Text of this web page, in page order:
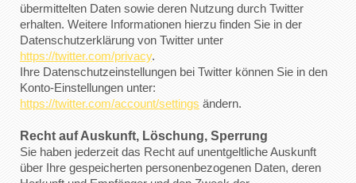
übermittelten Daten sowie deren Nutzung durch Twitter
erhalten. Weitere Informationen hierzu finden Sie in der
Datenschutzerklärung von Twitter unter
https://twitter.com/privacy.
Ihre Datenschutzeinstellungen bei Twitter können Sie in den
Konto-Einstellungen unter:
https://twitter.com/account/settings ändern.
Recht auf Auskunft, Löschung, Sperrung
Sie haben jederzeit das Recht auf unentgeltliche Auskunft
über Ihre gespeicherten personenbezogenen Daten, deren